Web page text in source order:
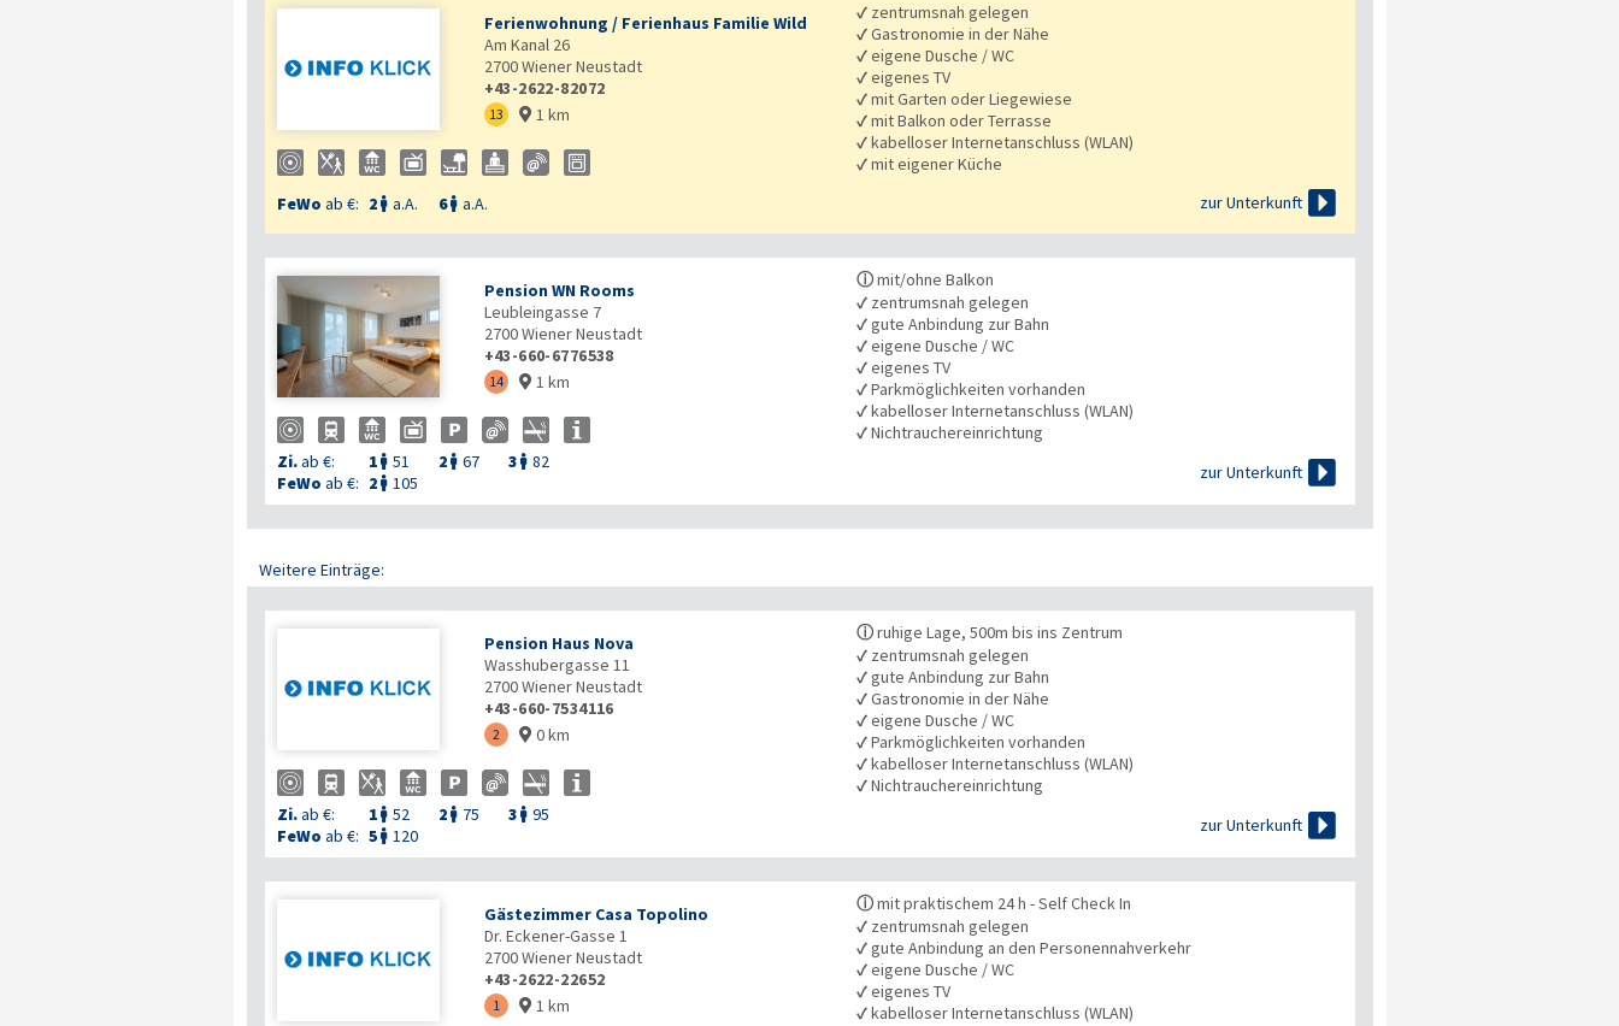
Ferienwohnung / Ferienhaus Familie Wild
Am Kanal 26
2700Wiener Neustadt
+43-2622-82072
13  1 km
FeWo ab €: 2  a.A. 6 a.A.
✓ zentrumsnah gelegen
✓Gastronomie in der Nähe
✓eigene Dusche / WC
✓eigenes TV
✓mit Garten oder Liegewiese
✓mit Balkon oder Terrasse
✓kabelloser Internetanschluss (WLAN)
✓mit eigener Küche
zur Unterkunft

Pension WN Rooms
Leubleingasse 7
2700Wiener Neustadt
+43-660-6776538
14  1 km
Zi.ab €: 1  51 2  67 3  82
FeWo ab €: 2  105
ⓘmit/ohne Balkon
✓ zentrumsnah gelegen
✓gute Anbindung zur Bahn
✓eigene Dusche / WC
✓eigenes TV
✓Parkmöglichkeiten vorhanden
✓kabelloser Internetanschluss (WLAN)
✓Nichtrauchereinrichtung
zur Unterkunft 
Weitere Einträge:
Pension Haus Nova
Wasshubergasse 11
2700Wiener Neustadt
+43-660-7534116
2  0 km
Zi.ab €: 1  52 2  75 3  95
FeWo ab €: 5  120
ⓘruhige Lage, 500m bis ins Zentrum
✓ zentrumsnah gelegen
✓gute Anbindung zur Bahn
✓Gastronomie in der Nähe
✓eigene Dusche / WC
✓Parkmöglichkeiten vorhanden
✓kabelloser Internetanschluss (WLAN)
✓Nichtrauchereinrichtung
zur Unterkunft 
Gästezimmer Casa Topolino
Dr. Eckener-Gasse 1
2700Wiener Neustadt
+43-2622-22652
1  1 km
ⓘmit praktischem 24 h - Self Check In
✓ zentrumsnah gelegen
✓gute Anbindung an den Personennahverkehr
✓eigene Dusche / WC
✓eigenes TV
✓kabelloser Internetanschluss (WLAN)